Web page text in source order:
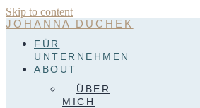
Skip to content
JOHANNA DUCHEK
FÜR
UNTERNEHMEN
ABOUT
ÜBER
MICH